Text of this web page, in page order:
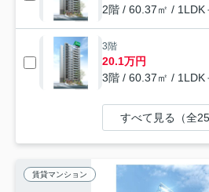
2階 / 60.37㎡ / 1LDK
3階
20.1万円
3階 / 60.37㎡ / 1LDK
すべて見る（全25
賃貸マンション